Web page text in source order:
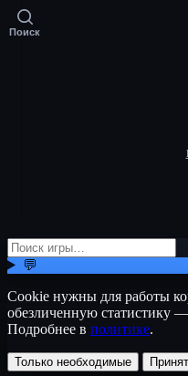
Поиск
💬
Cookie нужны для работы
обезличенную статистику
Подробнее в политике.
Только необходимые